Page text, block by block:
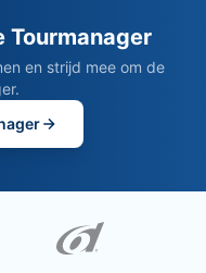
Tourmanager
en strijd mee om de